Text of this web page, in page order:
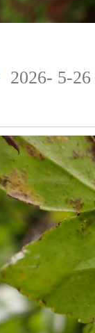
2026- 5-